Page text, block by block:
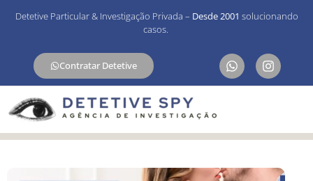
Detetive Particular & Investigação Privada – Desde 2001 solucionando
casos.
Contratar Detetive